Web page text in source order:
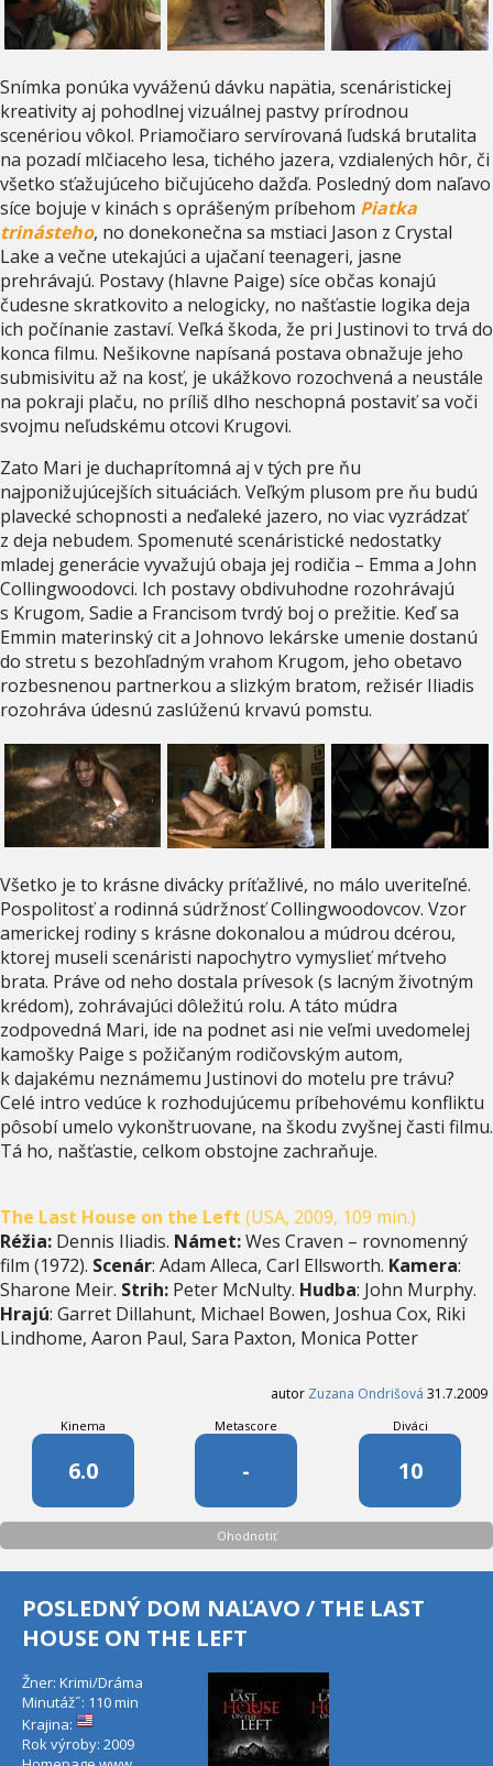
Snímka ponúka vyváženú dávku napätia, scenáristickej
kreativity aj pohodlnej vizuálnej pastvy prírodnou
scenériou vôkol. Priamočiaro servírovaná ľudská brutalita
na pozadí mlčiaceho lesa, tichého jazera, vzdialených hôr, či
všetko sťažujúceho bičujúceho dažďa. Posledný dom naľavo
síce bojuje v kinách s oprášeným príbehom Piatka
trinásteho, no donekonečna sa mstiaci Jason z Crystal
Lake a večne utekajúci a ujačaní teenageri, jasne
prehrávajú. Postavy (hlavne Paige) síce občas konajú
čudesne skratkovito a nelogicky, no našťastie logika deja
ich počínanie zastaví. Veľká škoda, že pri Justinovi to trvá do
konca filmu. Nešikovne napísaná postava obnažuje jeho
submisivitu až na kosť, je ukážkovo rozochvená a neustále
na pokraji plaču, no príliš dlho neschopná postaviť sa voči
svojmu neľudskému otcovi Krugovi.
Zato Mari je duchaprítomná aj v tých pre ňu
najponižujúcejších situáciách. Veľkým plusom pre ňu budú
plavecké schopnosti a neďaleké jazero, no viac vyzrádzať
z deja nebudem. Spomenuté scenáristické nedostatky
mladej generácie vyvažujú obaja jej rodičia – Emma a John
Collingwoodovci. Ich postavy obdivuhodne rozohrávajú
s Krugom, Sadie a Francisom tvrdý boj o prežitie. Keď sa
Emmin materinský cit a Johnovo lekárske umenie dostanú
do stretu s bezohľadným vrahom Krugom, jeho obetavo
rozbesnenou partnerkou a slizkým bratom, režisér Iliadis
rozohráva údesnú zaslúženú krvavú pomstu.
Všetko je to krásne divácky príťažlivé, no málo uveriteľné.
Pospolitosť a rodinná súdržnosť Collingwoodovcov. Vzor
americkej rodiny s krásne dokonalou a múdrou dcérou,
ktorej museli scenáristi napochytro vymyslieť mŕtveho
brata. Práve od neho dostala prívesok (s lacným životným
krédom), zohrávajúci dôležitú rolu. A táto múdra
zodpovedná Mari, ide na podnet asi nie veľmi uvedomelej
kamošky Paige s požičaným rodičovským autom,
k dajakému neznámemu Justinovi do motelu pre trávu?
Celé intro vedúce k rozhodujúcemu príbehovému konfliktu
pôsobí umelo vykonštruovane, na škodu zvyšnej časti filmu.
Tá ho, našťastie, celkom obstojne zachraňuje.
The Last House on the Left (USA, 2009, 109 min.)
Réžia: Dennis Iliadis. Námet:Wes Craven – rovnomenný
film (1972). Scenár: Adam Alleca, Carl Ellsworth. Kamera:
Sharone Meir. Strih: Peter McNulty. Hudba: John Murphy.
Hrajú: Garret Dillahunt, Michael Bowen, Joshua Cox, Riki
Lindhome, Aaron Paul, Sara Paxton, Monica Potter
autor Zuzana Ondrišová 31.7.2009
Kinema
6.0
Metascore
-
Diváci
10
Ohodnotiť
POSLEDNÝ DOM NAĽAVO / THE LAST
HOUSE ON THE LEFT
Žner: Krimi/Dráma
Minutáž˝: 110 min
Krajina:
Rok výroby: 2009